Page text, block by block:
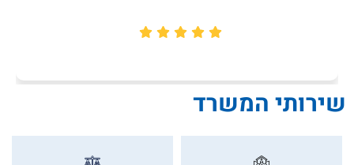
שירותי המשרד